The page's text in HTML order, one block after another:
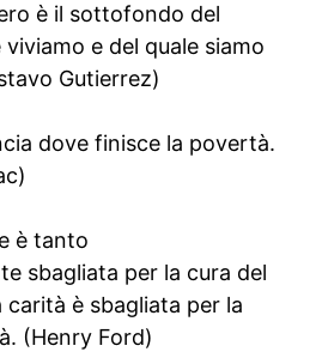
è il sottofondo del
e del quale siamo
Gutierrez)
dove finisce la povertà.
è tanto
sbagliata per la cura del
è sbagliata per la
(Henry Ford)